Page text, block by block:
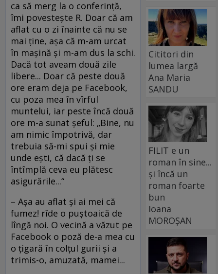
ca să merg la o conferinţă,
îmi povesteşte R. Doar că am
aflat cu o zi înainte că nu se
mai ţine, aşa că m-am urcat
în maşină şi m-am dus la schi.
Dacă tot aveam două zile
libere... Doar că peste două
ore eram deja pe Facebook,
cu poza mea în vîrful
muntelui, iar peste încă două
ore m-a sunat şeful: „Bine, nu
am nimic împotrivă, dar
trebuia să-mi spui şi mie
unde eşti, că dacă ţi se
întîmplă ceva eu plătesc
asigurările...“
– Aşa au aflat şi ai mei că
fumez! rîde o puştoaică de
lîngă noi. O vecină a văzut pe
Facebook o poză de-a mea cu
o ţigară în colţul gurii şi a
trimis-o, amuzată, mamei...
Cititori din
lumea largă
Ana Maria
SANDU
FILIT e un
roman în sine...
și încă un
roman foarte
bun
Ioana
MOROȘAN